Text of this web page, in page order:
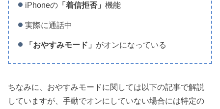
iPhoneの 「着信拒否」機能
実際に通話中
「おやすみモード」 がオンになっている
ちなみに、おやすみモードに関しては以下の記事で解説
していますが、手動でオンにしていない場合には特定の